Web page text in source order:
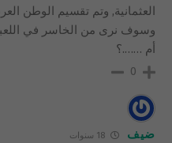
العثمانية, وتم تقسيم الوطن
وسوف نرى من الخاسر في
أم …….؟
0
ضيف 18 سنوات